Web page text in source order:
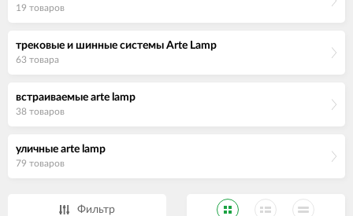
19 товаров
трековые и шинные системы Arte Lamp
63 товара
встраиваемые arte lamp
38 товаров
уличные arte lamp
79 товаров
Фильтр